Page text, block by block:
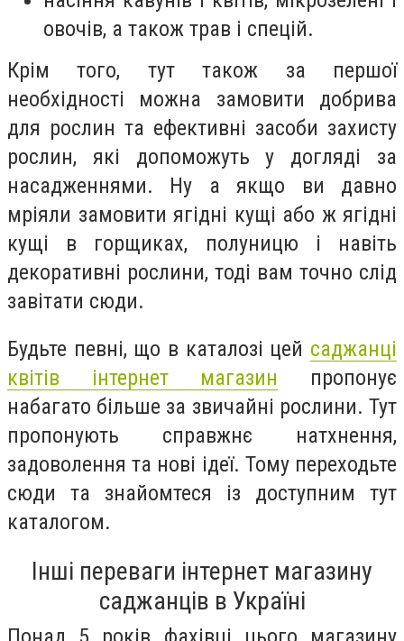
овочів, а також трав і спецій.
Крім того, тут також за першої
необхідності можна замовити добрива
для рослин та ефективні засоби захисту
рослин, які допоможуть у догляді за
насадженнями. Ну а якщо ви давно
мріяли замовити ягідні кущі або ж ягідні
кущі в горщиках, полуницю і навіть
декоративні рослини, тоді вам точно слід
завітати сюди.
Будьте певні, що в каталозі цей саджанці
квітів інтернет магазин пропонує
набагато більше за звичайні рослини. Тут
пропонують справжнє натхнення,
задоволення та нові ідеї. Тому переходьте
сюди та знайомтеся із доступним тут
каталогом.
Інші переваги інтернет магазину
саджанців в Україні